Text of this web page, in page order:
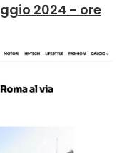
2024 - ore